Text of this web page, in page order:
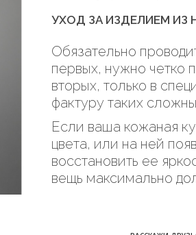
УХОД ЗА ИЗДЕЛИЕМ ИЗ
Обязательно
первых, нужно четко
вторых, только в
фактуру таких
Если ваша кожаная
цвета, или на ней
восстановить ее
вещь максимально